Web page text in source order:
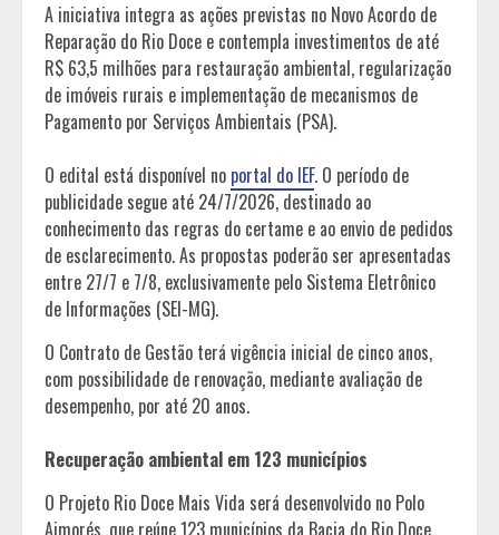
A iniciativa integra as ações previstas no Novo Acordo de
Reparação do Rio Doce e contempla investimentos de até
R$ 63,5 milhões para restauração ambiental, regularização
de imóveis rurais e implementação de mecanismos de
Pagamento por Serviços Ambientais (PSA).
O edital está disponível no portal do IEF. O período de
publicidade segue até 24/7/2026, destinado ao
conhecimento das regras do certame e ao envio de pedidos
de esclarecimento. As propostas poderão ser apresentadas
entre 27/7 e 7/8, exclusivamente pelo Sistema Eletrônico
de Informações (SEI-MG).
O Contrato de Gestão terá vigência inicial de cinco anos,
com possibilidade de renovação, mediante avaliação de
desempenho, por até 20 anos.
Recuperação ambiental em 123 municípios
O Projeto Rio Doce Mais Vida será desenvolvido no Polo
Aimorés, que reúne 123 municípios da Bacia do Rio Doce,